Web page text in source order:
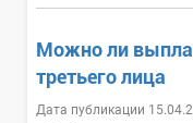
Можно ли
третьего лица
Дата публикации